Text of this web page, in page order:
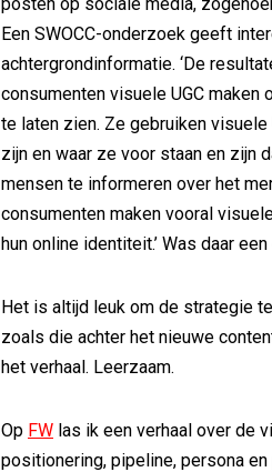
Een SWOCC-onderzoek geeft
achtergrondinformatie. ‘De
consumenten visuele UGC
te laten zien. Ze gebruiken
zijn en waar ze voor staan en zijn
mensen te informeren over het
consumenten maken vooral
hun online identiteit.’ Was daar
Het is altijd leuk om de strategie
zoals die achter het nieuwe
het verhaal. Leerzaam.
Op FW las ik een verhaal over de
positionering, pipeline, persona